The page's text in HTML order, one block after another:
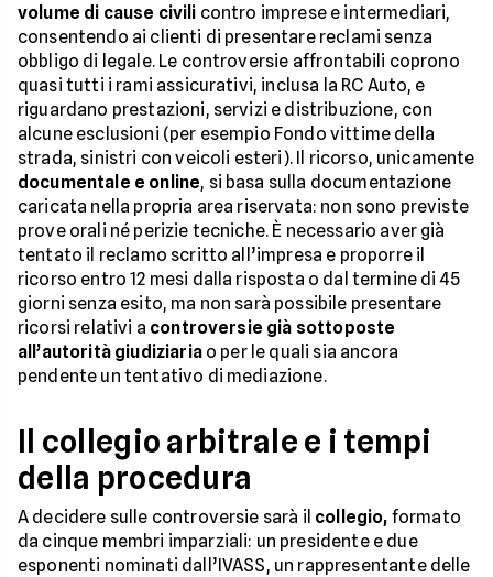
volume di cause civili contro imprese e intermediari,
consentendo ai clienti di presentare reclami senza
obbligo di legale. Le controversie affrontabili coprono
quasi tutti i rami assicurativi, inclusa la RC Auto, e
riguardano prestazioni, servizi e distribuzione, con
alcune esclusioni (per esempio Fondo vittime della
strada, sinistri con veicoli esteri). Il ricorso, unicamente
documentale e online, si basa sulla documentazione
caricata nella propria area riservata: non sono previste
prove orali né perizie tecniche. È necessario aver già
tentato il reclamo scritto all’impresa e proporre il
ricorso entro 12 mesi dalla risposta o dal termine di 45
giorni senza esito, ma non sarà possibile presentare
ricorsi relativi a controversie già sottoposte
all’autorità giudiziariao per le quali sia ancora
pendente un tentativo di mediazione.
Il collegio arbitrale e i tempi
della procedura
A decidere sulle controversie sarà il collegio, formato
da cinque membri imparziali: un presidente e due
esponenti nominati dall’IVASS, un rappresentante delle